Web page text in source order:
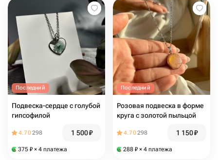
Последний
Подвеска-сердце с голубой
гипсофилой
4.70298 1 500₽
375 ₽ × 4 платежа
Последний
Розовая подвеска в форме
круга с золотой пыльцой
4.70298 1 150₽
288 ₽ × 4 платежа